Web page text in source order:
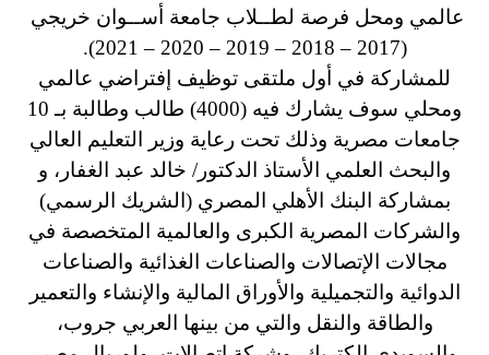
عالمي ومحل فرصة لطــلاب جامعة أســوان خريجي
(2017 – 2018 – 2019 – 2020 – 2021).
للمشاركة في أول ملتقى توظيف إفتراضي عالمي
ومحلي سوف يشارك فيه (4000) طالب وطالبة بـ 10
جامعات مصرية وذلك تحت رعاية وزير التعليم العالي
والبحث العلمي الأستاذ الدكتور/ خالد عبد الغفار، و
بمشاركة البنك الأهلي المصري (الشريك الرسمي)
والشركات المصرية الكبرى والعالمية المتخصصة في
مجالات الإتصالات والصناعات الغذائية والصناعات
الدوائية والتجميلية والأوراق المالية والإنشاء والتعمير
والطاقة والنقل والتي من بينها العربي جروب،